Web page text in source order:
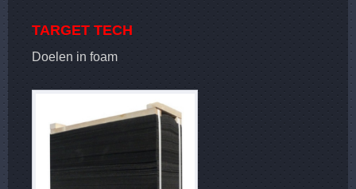
TARGET TECH
Doelen in foam